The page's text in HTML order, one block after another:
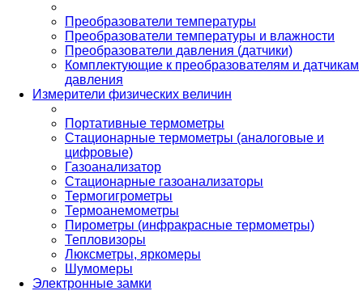
Преобразователи температуры
Преобразователи температуры и влажности
Преобразователи давления (датчики)
Комплектующие к преобразователям и датчикам
давления
Измерители физических величин
Портативные термометры
Стационарные термометры (аналоговые и
цифровые)
Газоанализатор
Стационарные газоанализаторы
Термогигрометры
Термоанемометры
Пирометры (инфракрасные термометры)
Тепловизоры
Люксметры, яркомеры
Шумомеры
Электронные замки